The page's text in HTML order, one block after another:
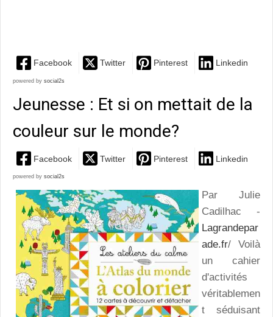
Facebook Twitter Pinterest Linkedin
powered by social2s
Jeunesse : Et si on mettait de la
couleur sur le monde?
Facebook Twitter Pinterest Linkedin
powered by social2s
Par Julie
Cadilhac -
Lagrandepar
ade.fr/ Voilà
un cahier
d'activités
véritablemen
t séduisant